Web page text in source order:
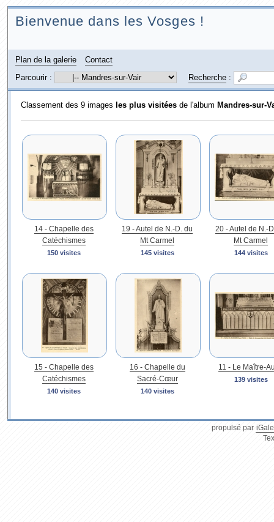
Bienvenue dans les Vosges !
Plan de la galerie
Contact
Parcourir :
Recherche:
Classement des 9 images les plus visitéesde l'album Mandres-sur-
14 - Chapelle des
Catéchismes
150 visites
19 - Autel de N.-D. du
Mt Carmel
145 visites
20 - Autel de N.-
Mt Carmel
144 visites
15 - Chapelle des
Catéchismes
140 visites
16 - Chapelle du
Sacré-Cœur
140 visites
11 - Le Maître-
139 visites
propulsé par